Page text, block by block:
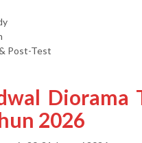
Post-Test
Diorama
2026